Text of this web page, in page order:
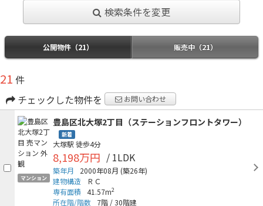
検索条件を変更
公開物件（21） 販売中（21）
21 件
チェックした物件を
お問い合わせ
マンション
豊島区北大塚2丁目（ステーションフロントタワー）
新着
大塚駅 徒歩4分
8,198万円 / 1LDK
築年月 2000年08月 (築26年)
建物構造
ＲＣ
専有面積
41.57m2
所在階/階数 7階 /30階建